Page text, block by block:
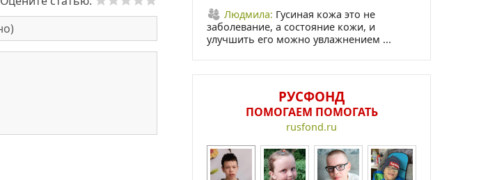
Людмила: Гусиная кожа это не
заболевание, а состояние кожи, и
улучшить его можно увлажнением ...
РУСФОНД
ПОМОГАЕМ ПОМОГАТЬ
rusfond.ru